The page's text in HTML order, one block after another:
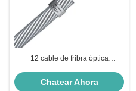
12 cable de fribra óptica
OPGW OPPC G652D G655 los
Chatear Ahora